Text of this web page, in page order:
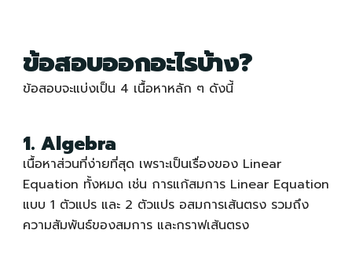
ข้อสอบออกอะไรบ้าง?
ข้อสอบจะแบ่งเป็น 4 เนื้อหาหลัก ๆ ดังนี้
1. Algebra
เนื้อหาส่วนที่ง่ายที่สุด เพราะเป็นเรื่องของ Linear
Equation ทั้งหมด เช่น การแก้สมการ Linear Equation
แบบ 1 ตัวแปร และ 2 ตัวแปร อสมการเส้นตรง รวมถึง
ความสัมพันธ์ของสมการ และกราฟเส้นตรง